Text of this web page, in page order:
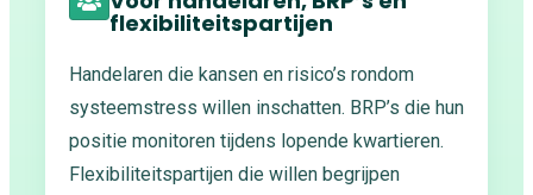
flexibiliteitspartijen
Handelaren die kansen en risico’s rondom
systeemstress willen inschatten. BRP’s die hun
positie monitoren tijdens lopende kwartieren.
Flexibiliteitspartijen die willen begrijpen